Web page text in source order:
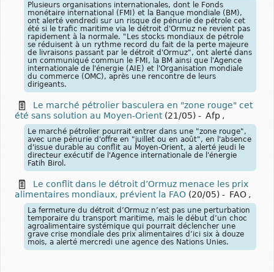
Plusieurs organisations internationales, dont le Fonds
monétaire international (FMI) et la Banque mondiale (BM),
ont alerté vendredi sur un risque de pénurie de pétrole cet
été si le trafic maritime via le détroit d'Ormuz ne revient pas
rapidement à la normale. "Les stocks mondiaux de pétrole
se réduisent à un rythme record du fait de la perte majeure
de livraisons passant par le détroit d'Ormuz", ont alerté dans
un communiqué commun le FMI, la BM ainsi que l'Agence
internationale de l'énergie (AIE) et l'Organisation mondiale
du commerce (OMC), après une rencontre de leurs
dirigeants.
Le marché pétrolier basculera en "zone rouge" cet
été sans solution au Moyen-Orient (21/05) - Afp ,
Le marché pétrolier pourrait entrer dans une "zone rouge",
avec une pénurie d'offre en "juillet ou en août", en l'absence
d'issue durable au conflit au Moyen-Orient, a alerté jeudi le
directeur exécutif de l'Agence internationale de l'énergie
Fatih Birol.
Le conflit dans le détroit d’Ormuz menace les prix
alimentaires mondiaux, prévient la FAO (20/05) - FAO ,
La fermeture du détroit d’Ormuz n’est pas une perturbation
temporaire du transport maritime, mais le début d’un choc
agroalimentaire systémique qui pourrait déclencher une
grave crise mondiale des prix alimentaires d’ici six à douze
mois, a alerté mercredi une agence des Nations Unies.